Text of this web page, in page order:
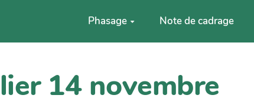
Phasage Note de cadrage
14 novembre